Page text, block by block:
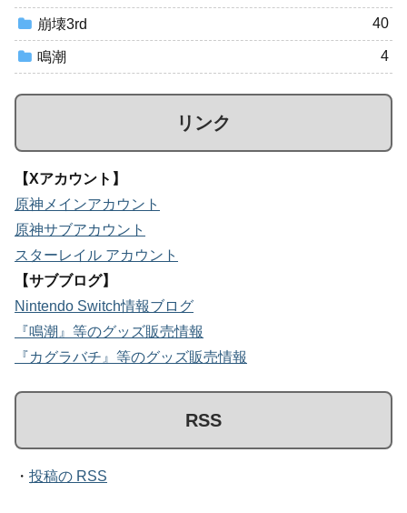
崩壊3rd 40
鳴潮 4
リンク
【Xアカウント】
原神メインアカウント
原神サブアカウント
スターレイル アカウント
【サブブログ】
Nintendo Switch情報ブログ
『鳴潮』等のグッズ販売情報
『カグラバチ』等のグッズ販売情報
RSS
・ 投稿の RSS